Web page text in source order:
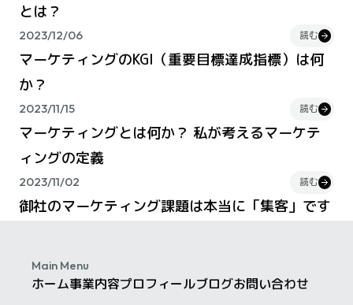
とは？
読む
2023/12/06
マーケティングのKGI（重要目標達成指標）は何
か？
読む
2023/11/15
マーケティングとは何か？ 私が考えるマーケテ
ィングの定義
読む
2023/11/02
御社のマーケティング課題は本当に「集客」です
経営者が誤解しがちな「ターゲット設定」の意味
Main Menu
ホーム事業内容プロフィールブログお問い合わせ